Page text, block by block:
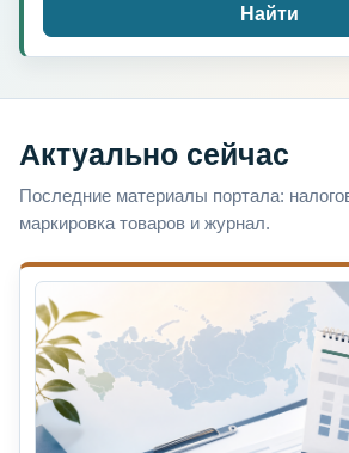
Найти
Актуально сейчас
Последние материалы портала:
маркировка товаров и журнал.